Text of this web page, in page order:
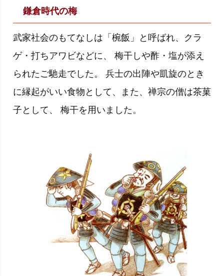
鎌倉時代の梅
武家社会のもてなしは「椀飯」と呼ばれ、クラ
ゲ・打ちアワビなどに、 梅干しや酢・塩が添え
られたご馳走でした。 兵士の出陣や凱旋のとき
に縁起がいい食物として、また、禅宗の僧は茶菓
子として、 梅干を用いました。